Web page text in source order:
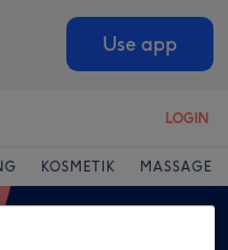
Use app
LOGIN
KOSMETIK MASSAGE